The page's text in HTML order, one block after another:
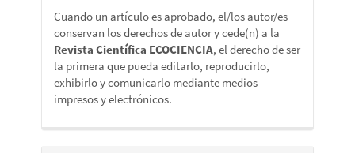
Cuando un artículo es aprobado, el/los autor/es
conservan los derechos de autor y cede(n) a la
Revista Científica ECOCIENCIA, el derecho de ser
la primera que pueda editarlo, reproducirlo,
exhibirlo y comunicarlo mediante medios
impresos y electrónicos.